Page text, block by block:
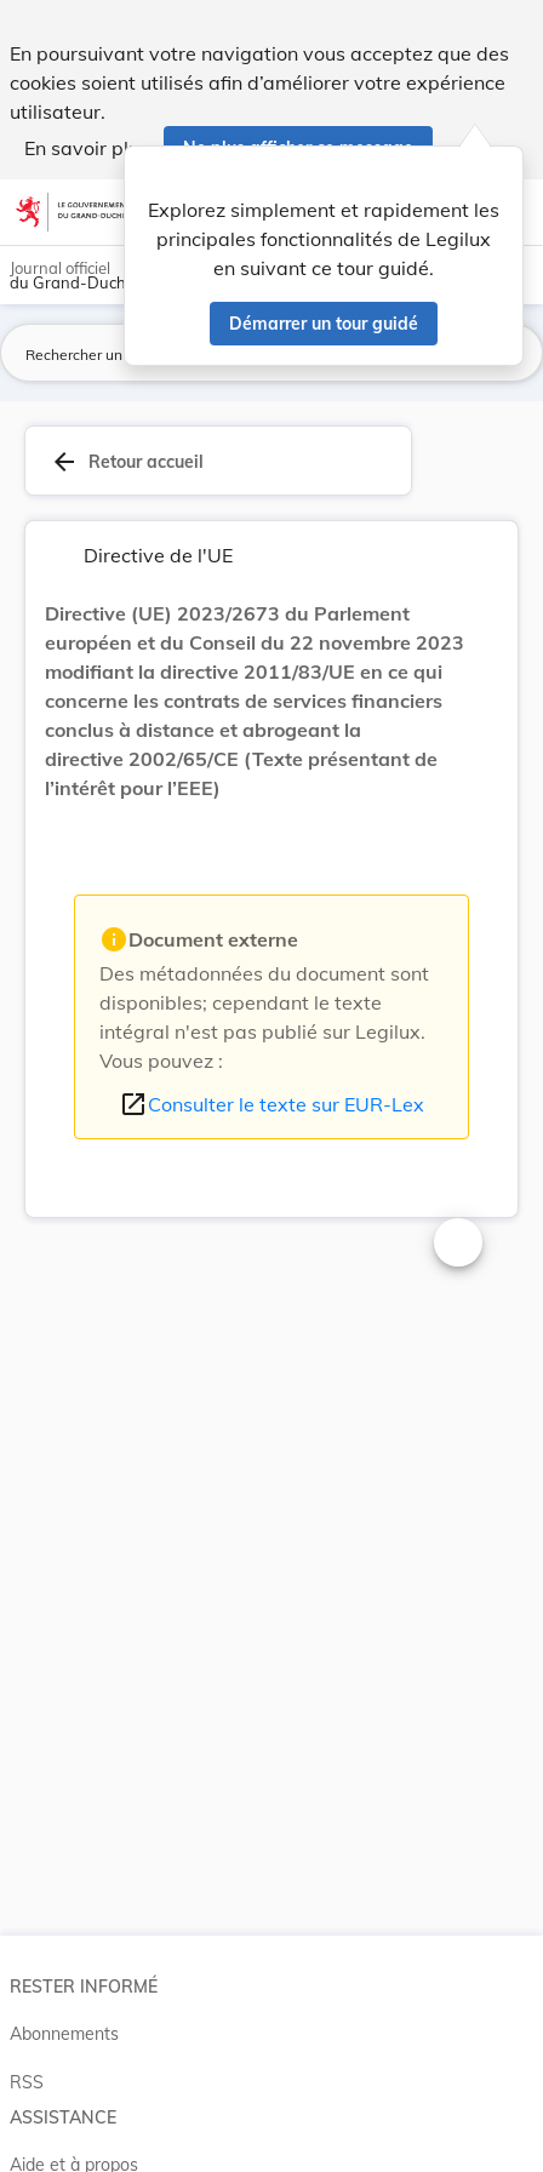
En poursuivant votre navigation vous acceptez que des
cookies soient utilisés afin d’améliorer votre expérience
utilisateur.
En savoir plus
Ne plus afficher ce message
Aller au contenu account_circle help Aide
Explorez simplement et rapidement les
principales fonctionnalités de Legilux
en suivant ce tour guidé.
Démarrer un tour guidé
light_mode dark_mode
Journal officiel
du Grand-Duché de Luxembourg
arrow_back Retour accueil
Directive de l'UE
Directive (UE) 2023/2673 du Parlement
européen et du Conseil du 22 novembre 2023
modifiant la directive 2011/83/UE en ce qui
concerne les contrats de services financiers
conclus à distance et abrogeant la
directive 2002/65/CE (Texte présentant de
l’intérêt pour l’EEE)
infoDocument externe
Des métadonnées du document sont
disponibles; cependant le texte
intégral n'est pas publié sur Legilux.
Vous pouvez :
open_in_new Consulter le texte sur EUR-Lex
Changer la
RESTER INFORMÉ
Abonnements
RSS
ASSISTANCE
Aide et à propos